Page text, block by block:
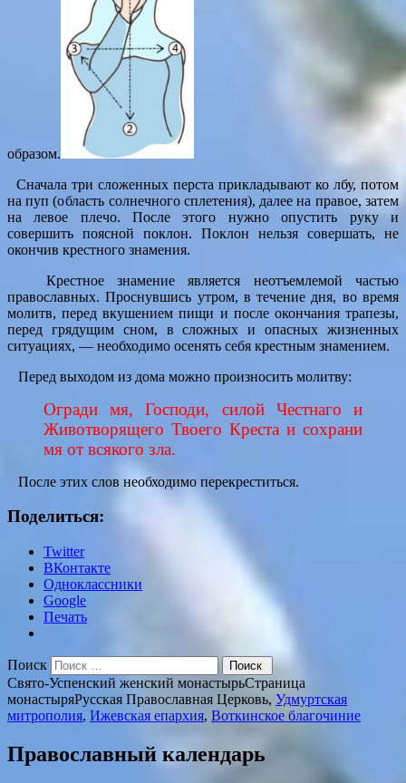
образом.
Сначала три сложенных перста прикладывают ко лбу, потом
на пуп (область солнечного сплетения), далее на правое, затем
на левое плечо. После этого нужно опустить руку и
совершить поясной поклон. Поклон нельзя совершать, не
окончив крестного знамения.
Крестное знамение является неотъемлемой частью
православных. Проснувшись утром, в течение дня, во время
молитв, перед вкушением пищи и после окончания трапезы,
перед грядущим сном, в сложных и опасных жизненных
ситуациях, — необходимо осенять себя крестным знамением.
Перед выходом из дома можно произносить молитву:
Огради мя, Господи, силой Честнаго и
Животворящего Твоего Креста и сохрани
мя от всякого зла.
После этих слов необходимо перекреститься.
Поделиться:
Twitter
ВКонтакте
Одноклассники
Google
Печать
Поиск
Свято-Успенский женский монастырьСтраница
монастыряРусская Православная Церковь, Удмуртская
митрополия, Ижевская епархия, Воткинское благочиние
Православный календарь